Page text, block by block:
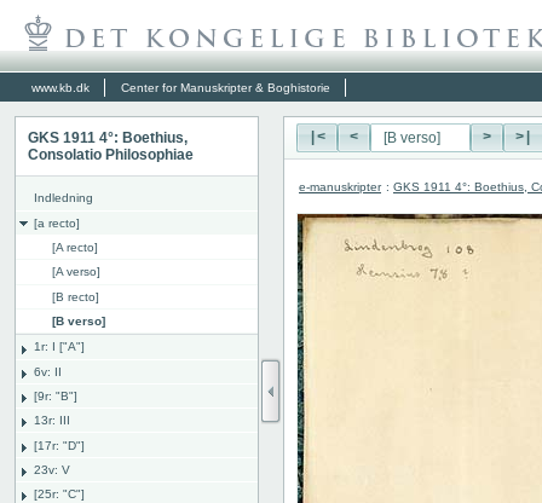
www.kb.dk Center for Manuskripter & Boghistorie
GKS 1911 4°: Boethius,
Consolatio Philosophiae
Indledning
[a recto]
[A recto]
[A verso]
[B recto]
[B verso]
1r: I ["A"]
6v: II
[9r: "B"]
13r: III
[17r: "D"]
23v: V
[25r: "C"]
|< < > >|
e-manuskripter : GKS 1911 4°: Boethius,